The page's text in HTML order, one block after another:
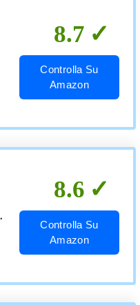
8.7
Controlla Su
Amazon
8.6
Controlla Su
Amazon